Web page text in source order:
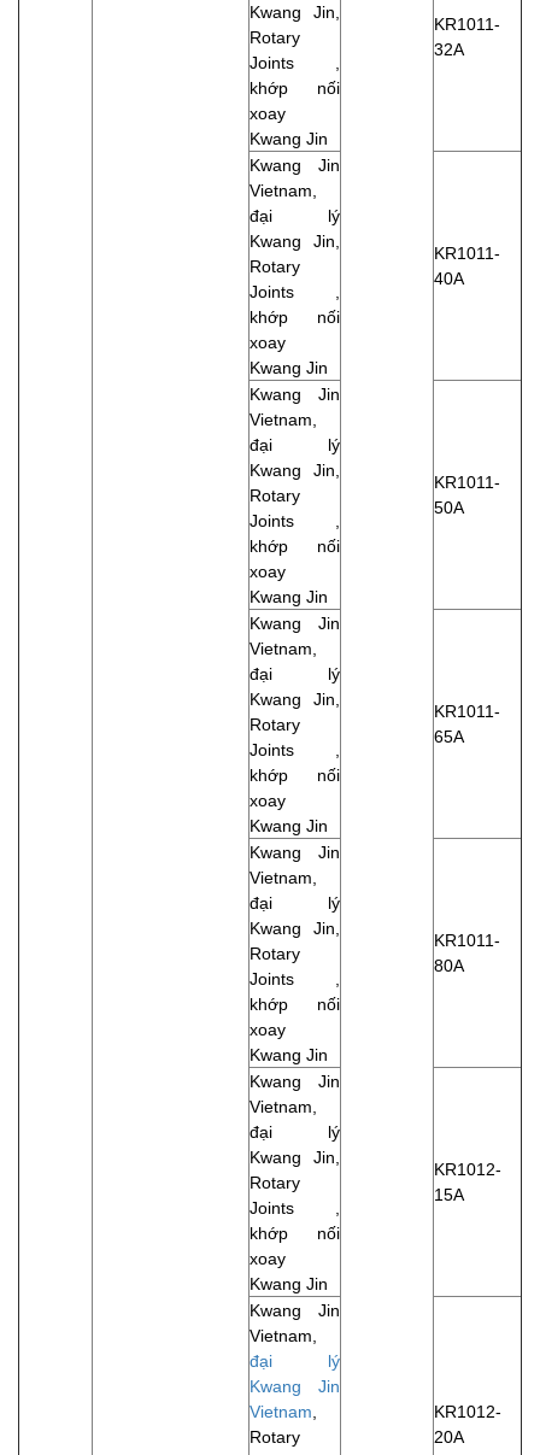
Kwang Jin,
Rotary
Joints ,
khớp nối
xoay
Kwang Jin
KR1011-
32A
Kwang Jin
Vietnam,
đại lý
Kwang Jin,
Rotary
Joints ,
khớp nối
xoay
Kwang Jin
KR1011-
40A
Kwang Jin
Vietnam,
đại lý
Kwang Jin,
Rotary
Joints ,
khớp nối
xoay
Kwang Jin
KR1011-
50A
Kwang Jin
Vietnam,
đại lý
Kwang Jin,
Rotary
Joints ,
khớp nối
xoay
Kwang Jin
KR1011-
65A
Kwang Jin
Vietnam,
đại lý
Kwang Jin,
Rotary
Joints ,
khớp nối
xoay
Kwang Jin
KR1011-
80A
Kwang Jin
Vietnam,
đại lý
Kwang Jin,
Rotary
Joints ,
khớp nối
xoay
Kwang Jin
KR1012-
15A
Kwang Jin
Vietnam,
đại lý
Kwang Jin
Vietnam
Rotary
KR1012-
20A